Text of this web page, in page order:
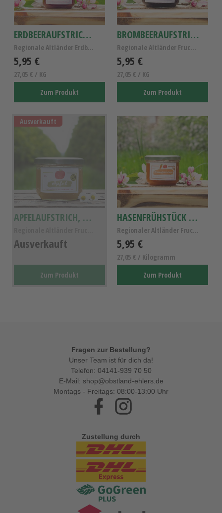
ERDBEERAUFSTRICH, ALTLÄNDER FRUCHTAUFSTRICH
Regionale Altländer Erdbeerfruchtaufstrich- Vegan,...
5,95 €
27,05 € / KG
Zum Produkt
BROMBEERAUFSTRICH, ALTLÄNDER BROMBEER-AUFSTRICH
Regionale Altländer Fruchtaufstrich- Vegan, Gluten...
5,95 €
27,05 € / KG
Zum Produkt
Ausverkauft
APFELAUFSTRICH, ALTLÄNDER APFEL-MARMELADE
Ausverkauft
Zum Produkt
HASENFRÜHSTÜCK AUFSTRICH
Regionaler Altländer Fruchtaufstrich- Vegan, Glute...
5,95 €
27,05 € / Kilogramm
Zum Produkt
Fragen zur Bestellung?
Unser Team ist für dich da!
Telefon: 04141-939 70 50
E-Mail: shop@obstland-ehlers.de
Montags - Freitags: 08:00-13:00 Uhr
Facebook
Zustellung durch